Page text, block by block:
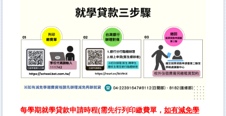
榮 譽 榜
學輔工作
學生會財務報表
表格下載
每學期就學貸款申請時程(需先行列印繳費單， 如有減免學